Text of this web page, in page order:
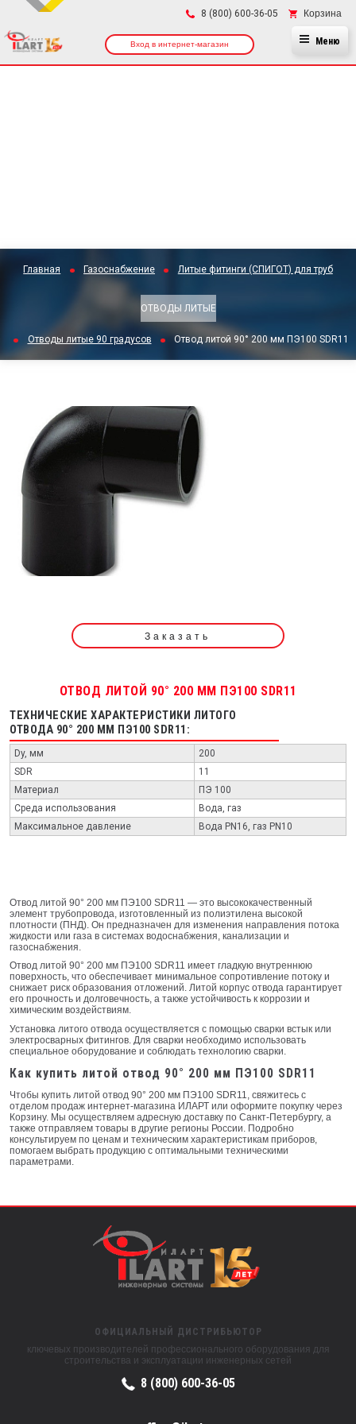
8 (800) 600-36-05 Корзина
Вход в интернет-магазин Меню
Главная Газоснабжение Литые фитинги (СПИГОТ) для труб
ОТВОДЫ ЛИТЫЕ
Отводы литые 90 градусов Отвод литой 90° 200 мм ПЭ100 SDR11
Заказать
ОТВОД ЛИТОЙ 90° 200 ММ ПЭ100 SDR11
ТЕХНИЧЕСКИЕ ХАРАКТЕРИСТИКИ ЛИТОГО
ОТВОДА 90° 200 ММ ПЭ100 SDR11:
Dy, мм
200
SDR
11
Материал
ПЭ 100
Среда использования
Вода, газ
Максимальное давление
Вода PN16, газ PN10
Отвод литой 90° 200 мм ПЭ100 SDR11 — это высококачественный
элемент трубопровода, изготовленный из полиэтилена высокой
плотности (ПНД). Он предназначен для изменения направления потока
жидкости или газа в системах водоснабжения, канализации и
газоснабжения.
Отвод литой 90° 200 мм ПЭ100 SDR11 имеет гладкую внутреннюю
поверхность, что обеспечивает минимальное сопротивление потоку и
снижает риск образования отложений. Литой корпус отвода гарантирует
его прочность и долговечность, а также устойчивость к коррозии и
химическим воздействиям.
Установка литого отвода осуществляется с помощью сварки встык или
электросварных фитингов. Для сварки необходимо использовать
специальное оборудование и соблюдать технологию сварки.
Как купить литой отвод 90° 200 мм ПЭ100 SDR11
Чтобы купить литой отвод 90° 200 мм ПЭ100 SDR11, свяжитесь с
отделом продаж интернет-магазина ИЛАРТ или оформите покупку через
Корзину. Мы осуществляем адресную доставку по Санкт-Петербургу, а
также отправляем товары в другие регионы России. Подробно
консультируем по ценам и техническим характеристикам приборов,
помогаем выбрать продукцию с оптимальными техническими
параметрами.
ОФИЦИАЛЬНЫЙ ДИСТРИБЬЮТОР
ключевых производителей профессионального оборудования для
строительства и эксплуатации инженерных сетей
8 (800) 600-36-05
×